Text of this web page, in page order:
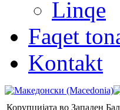
Linqe
Faqet
Kontakt
Корупцијата во Западен